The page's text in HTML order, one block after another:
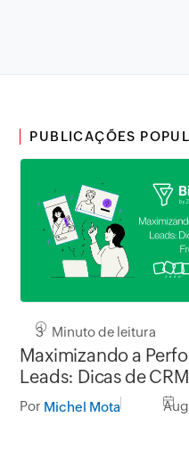
PUBLICAÇÕES
3 Minuto de leitura
Maximizando a
Leads: Dicas de
Freelancers
Por Michel Mota